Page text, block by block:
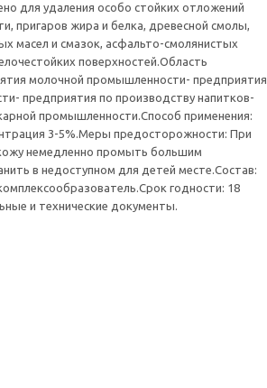
для удаления особо стойких отложений
пригаров жира и белка, древесной смолы,
масел и смазок, асфальто-смолянистых
поверхностей.Область
молочной промышленности- предприятия
предприятия по производству напитков-
промышленности.Способ применения:
3-5%.Меры предосторожности: При
немедленно промыть большим
в недоступном для детей месте.Состав:
годности: 18
и технические документы.